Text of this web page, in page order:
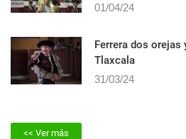
01/04/24
Ferrera dos orejas
Tlaxcala
31/03/24
<< Ver más